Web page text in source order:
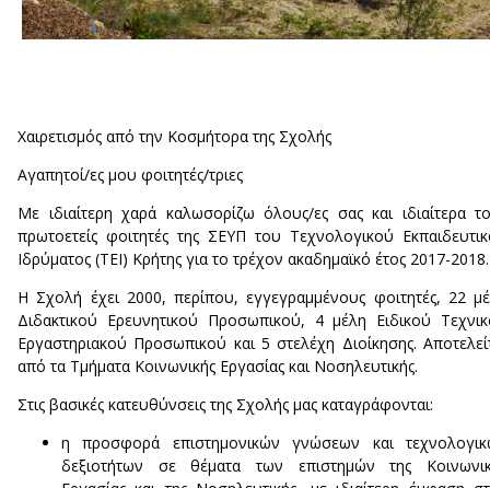
Χαιρετισμός από την Κοσμήτορα της Σχολής
Αγαπητοί/ες μου φοιτητές/τριες
Με ιδιαίτερη χαρά καλωσορίζω όλους/ες σας και ιδιαίτερα
πρωτοετείς φοιτητές της ΣΕΥΠ του Τεχνολογικού
Ιδρύματος (ΤΕΙ) Κρήτης για το τρέχον ακαδημαϊκό έτος 2017-2018.
Η Σχολή έχει 2000, περίπου, εγγεγραμμένους φοιτητές, 22
Διδακτικού Ερευνητικού Προσωπικού, 4 μέλη Ειδικού
Εργαστηριακού Προσωπικού και 5 στελέχη Διοίκησης.
από τα Τμήματα Κοινωνικής Εργασίας και Νοσηλευτικής.
Στις βασικές κατευθύνσεις της Σχολής μας καταγράφονται:
η προσφορά επιστημονικών γνώσεων και
δεξιοτήτων σε θέματα των επιστημών της